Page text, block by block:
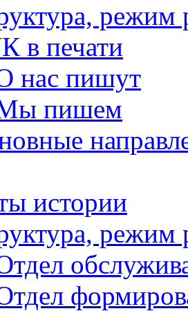
режим
в печати
нас пишут
пишем
истории
режим